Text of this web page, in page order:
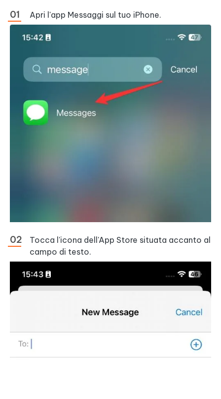
Apri l'app Messaggi sul tuo iPhone.
Tocca l'icona dell'App Store situata accanto al
campo di testo.